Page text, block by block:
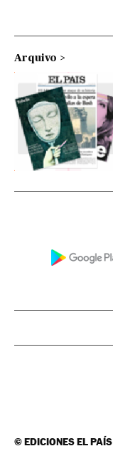
Arquivo
©EDICIONES EL PAÍS